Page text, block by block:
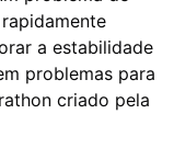
a estabilidade
problemas para
criado pela